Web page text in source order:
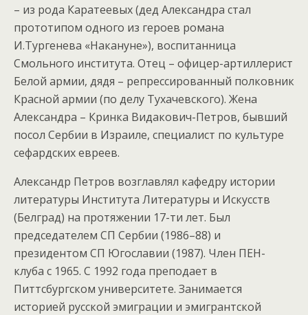
– из рода Каратеевых (дед Александра стал
прототипом одного из героев романа
И.Тургенева «Накануне»), воспитанница
Смольного института. Отец – офицер-артиллерист
Белой армии, дядя – репрессированный полковник
Красной армии (по делу Тухачевского). Жена
Александра – Кринка Видакович-Петров, бывший
посол Сербии в Израиле, специалист по культуре
сефардских евреев.
Александр Петров возглавлял кафедру истории
литературы Института Литературы и Искусств
(Белград) на протяжении 17-ти лет. Был
председателем СП Сербии (1986–88) и
президентом СП Югославии (1987). Член ПЕН-
клуба с 1965. С 1992 года преподает в
Питтсбургском университете. Занимается
историей русской эмиграции и эмигрантской